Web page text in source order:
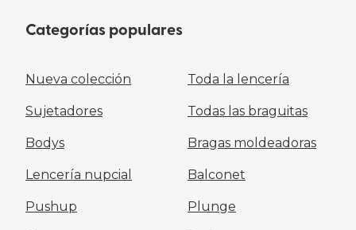
Categorías populares
Nueva colección Toda la lencería
Sujetadores Todas las braguitas
Bodys Bragas moldeadoras
Lencería nupcial Balconet
Pushup Plunge